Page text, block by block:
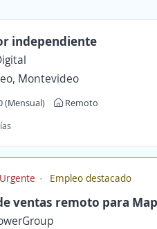
independiente
Montevideo
(Mensual)
Remoto
Empleo destacado
ventas remoto para